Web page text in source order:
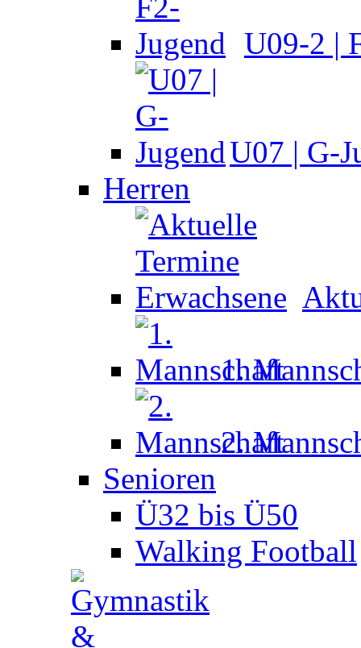
U09-2 |
U07 | G-
Herren
1.
2.
Senioren
Ü32 bis Ü50
Walking Football